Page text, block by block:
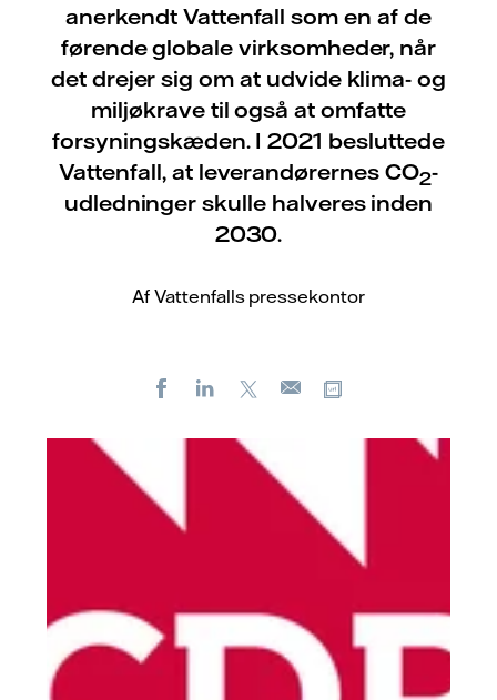
anerkendt Vattenfall som en af de
førende globale virksomheder, når
det drejer sig om at udvide klima- og
miljøkrave til også at omfatte
forsyningskæden. I 2021 besluttede
Vattenfall, at leverandørernes CO2-
udledninger skulle halveres inden
2030.
Af Vattenfalls pressekontor
FacebookLinkedIn
E-